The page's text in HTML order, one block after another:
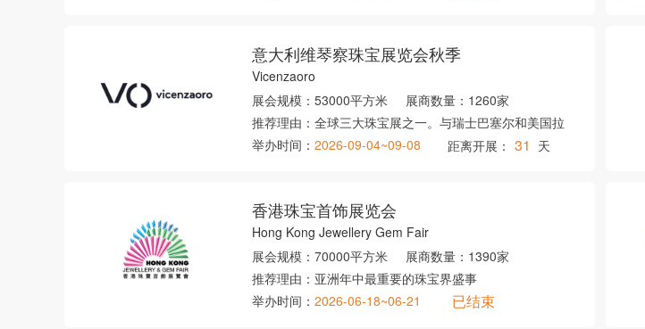
意大利维琴察珠宝展览会秋季
Vicenzaoro
展会规模： 53000平方米 展商数量： 1260家
推荐理由： 全球三大珠宝展之一。与瑞士巴塞尔和美国拉
举办时间： 2026-09-04~09-08 距离开展： 31 天
香港珠宝首饰展览会
Hong Kong Jewellery Gem Fair
展会规模： 70000平方米 展商数量： 1390家
推荐理由： 亚洲年中最重要的珠宝界盛事
举办时间： 2026-06-18~06-21 已结束